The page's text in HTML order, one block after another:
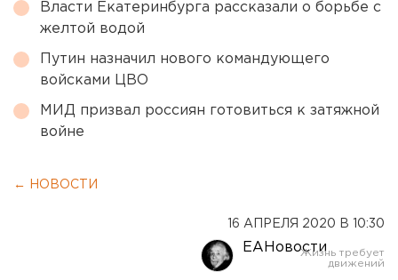
Власти Екатеринбурга рассказали о борьбе с
желтой водой
Путин назначил нового командующего
войсками ЦВО
МИД призвал россиян готовиться к затяжной
войне
← НОВОСТИ
16 АПРЕЛЯ 2020 В 10:30
ЕАНовости